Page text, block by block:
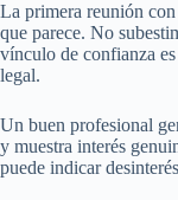
La primera reunión
que parece. No
vínculo de confianza
legal.
Un buen profesional
y muestra interés
puede indicar